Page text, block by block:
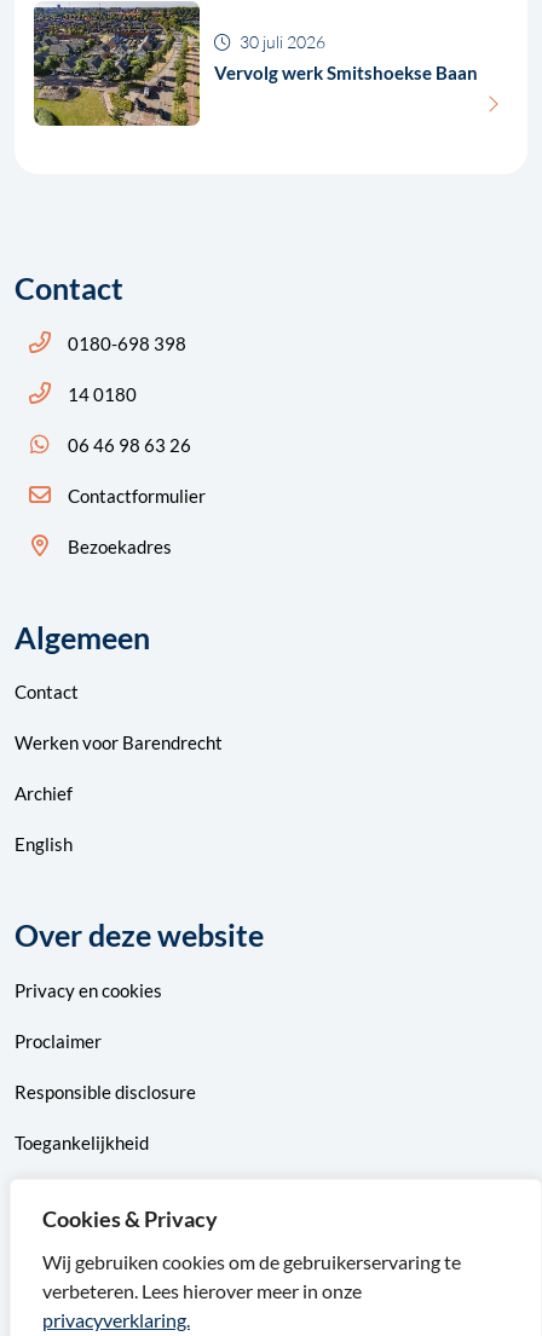
Cookies & Privacy
Wij gebruiken cookies om de gebruikerservaring te
verbeteren. Lees hierover meer in onze
privacyverklaring.
Vervolg werk Smitshoekse Baan
30 juli 2026
Contact
Bel ons: 14 0180
0180-698 398
Bel ons: 14 0180
14 0180
App ons: 06 46 98 63 26 (WhatsApp)
06 46 98 63 26
Contactformulier
Bezoekadres
Algemeen
Contact
Werken voor Barendrecht
Archief
English
Over deze website
Privacyencookies
Proclaimer
Responsible disclosure
Toegankelijkheid
F X